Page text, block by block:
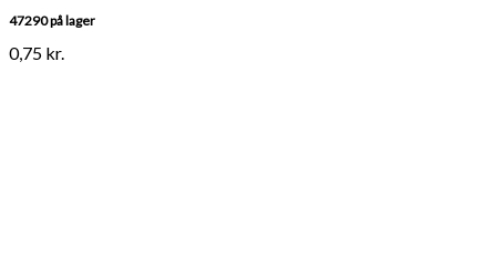
47290 på lager
0,75 kr.